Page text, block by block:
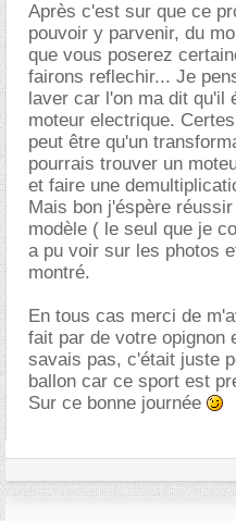
Après c'est sur que ce
pouvoir y parvenir, du
que vous poserez
fairons reflechir... Je
laver car l'on ma dit qu'il
moteur electrique.
peut être qu'un
pourrais trouver un
et faire une
Mais bon j'éspère
modèle ( le seul que je
a pu voir sur les photos
montré.
En tous cas merci de
fait par de votre opignon
savais pas, c'était juste
ballon car ce sport est
Sur ce bonne journée